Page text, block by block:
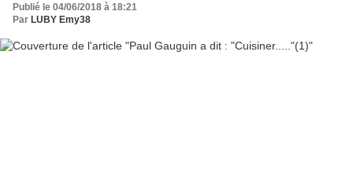
Publié le 04/06/2018 à 18:21
Par LUBY Emy38